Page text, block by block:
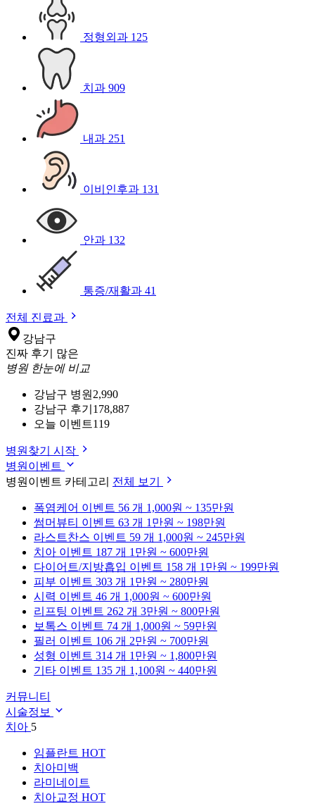
정형외과 125
치과 909
내과 251
이비인후과 131
안과 132
통증/재활과 41
전체 진료과
강남구
진짜 후기 많은
병원 한눈에 비교
강남구 병원 2,990
강남구 후기 178,887
오늘 이벤트119
병원찾기 시작
병원이벤트
병원이벤트 카테고리 전체 보기
폭염케어 이벤트 56 개 1,000원 ~ 135만원
썸머뷰티 이벤트 63 개 1만원 ~ 198만원
라스트찬스 이벤트 59 개 1,000원 ~ 245만원
치아 이벤트 187 개 1만원 ~ 600만원
다이어트/지방흡입 이벤트 158 개 1만원 ~ 199만원
피부 이벤트 303 개 1만원 ~ 280만원
시력 이벤트 46 개 1,000원 ~ 600만원
리프팅 이벤트 262 개 3만원 ~ 800만원
보톡스 이벤트 74 개 1,000원 ~ 59만원
필러 이벤트 106 개 2만원 ~ 700만원
성형 이벤트 314 개 1만원 ~ 1,800만원
기타 이벤트 135 개 1,100원 ~ 440만원
커뮤니티
시술정보
치아 5
임플란트 HOT
치아미백
라미네이트
치아교정 HOT